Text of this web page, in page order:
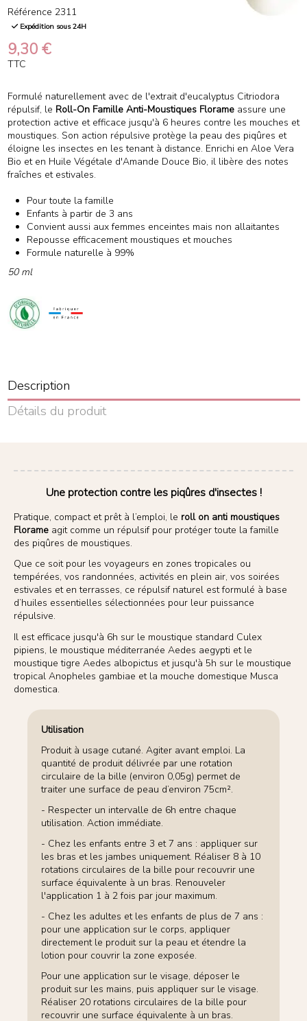
Référence 2311
Expédition sous 24H
9,30 €
TTC
Formulé naturellement avec de l'extrait d'eucalyptus Citriodora
répulsif, le Roll-On Famille Anti-Moustiques Florameassure une
protection active et efficace jusqu'à 6 heures contre les mouches et
moustiques. Son action répulsive protège la peau des piqûres et
éloigne les insectes en les tenant à distance. Enrichi en Aloe Vera
Bio et en Huile Végétale d'Amande Douce Bio, il libère des notes
fraîches et estivales.
Pour toute la famille
Enfants à partir de 3 ans
Convient aussi aux femmes enceintes mais non allaitantes
Repousse efficacement moustiques et mouches
Formule naturelle à 99%
50 ml
Description
Détails du produit
Une protection contre les piqûres d'insectes !
Pratique, compact et prêt à l’emploi, le roll on anti moustiques
Florame agit comme un répulsif pour protéger toute la famille
des piqûres de moustiques.
Que ce soit pour les voyageurs en zones tropicales ou
tempérées, vos randonnées, activités en plein air, vos soirées
estivales et en terrasses, ce répulsif naturel est formulé à base
d’huiles essentielles sélectionnées pour leur puissance
répulsive.
Il est efficace jusqu'à 6h sur le moustique standard Culex
pipiens, le moustique méditerranée Aedes aegypti et le
moustique tigre Aedes albopictus et jusqu'à 5h sur le moustique
tropical Anopheles gambiae et la mouche domestique Musca
domestica.
Utilisation
Produit à usage cutané. Agiter avant emploi. La
quantité de produit délivrée par une rotation
circulaire de la bille (environ 0,05g) permet de
traiter une surface de peau d’environ 75cm².
- Respecter un intervalle de 6h entre chaque
utilisation. Action immédiate.
- Chez les enfants entre 3 et 7 ans : appliquer sur
les bras et les jambes uniquement. Réaliser 8 à 10
rotations circulaires de la bille pour recouvrir une
surface équivalente à un bras. Renouveler
l'application 1 à 2 fois par jour maximum.
- Chez les adultes et les enfants de plus de 7 ans :
pour une application sur le corps, appliquer
directement le produit sur la peau et étendre la
lotion pour couvrir la zone exposée.
Pour une application sur le visage, déposer le
produit sur les mains, puis appliquer sur le visage.
Réaliser 20 rotations circulaires de la bille pour
recouvrir une surface équivalente à un bras.